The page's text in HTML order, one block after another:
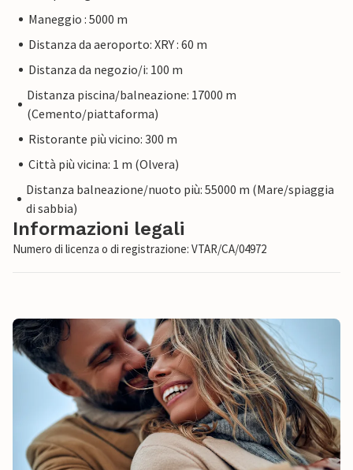
Maneggio : 5000 m
Distanza da aeroporto: XRY : 60 m
Distanza da negozio/i: 100 m
Distanza piscina/balneazione: 17000 m
(Cemento/piattaforma)
Ristorante più vicino: 300 m
Città più vicina: 1 m (Olvera)
Distanza balneazione/nuoto più: 55000 m (Mare/spiaggia
di sabbia)
Informazioni legali
Numero di licenza o di registrazione: VTAR/CA/04972